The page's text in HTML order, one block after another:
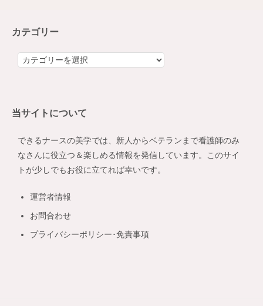
カテゴリー
カ
ー
当サイトについて
できるナースの美学では、新人からベテランまで看護師のみ
なさんに役立つ＆楽しめる情報を発信しています。このサイ
トが少しでもお役に立てれば幸いです。
運営者情報
お問合わせ
プライバシーポリシー･免責事項